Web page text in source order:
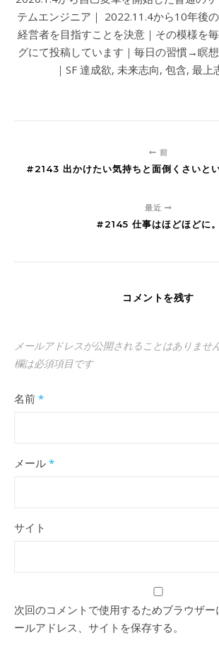
テムエンジニア｜ 2022.11.4から10年後
経営者を目指すことを決意｜その模様を
グにて投稿しています｜毎日の習慣→瞑
｜SF 達成欲, 未来志向, 包含, 最上
前
#2143 出かけたい気持ちと面倒くさいと
最近
#2145 仕事はほどほどに。
コメントを残す
メールアドレスが公開されることはありません
欄は必須項目です
名前 *
メール *
サイト
次回のコメントで使用するためブラウザー
ールアドレス、サイトを保存する。